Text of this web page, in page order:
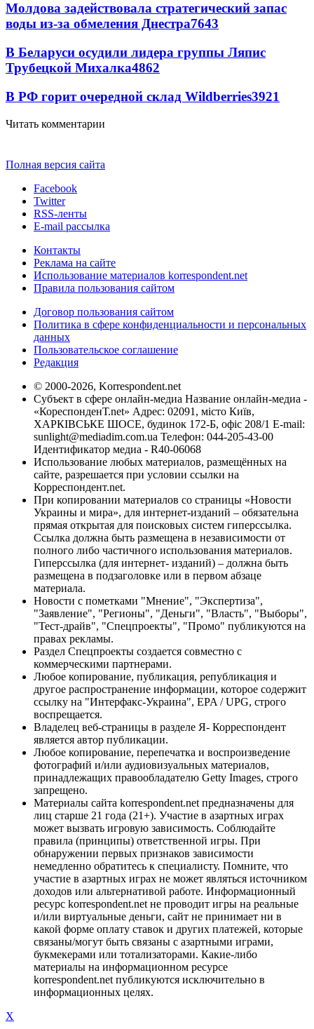
Молдова задействовала стратегический запас
воды из-за обмеления Днестра7643
В Беларуси осудили лидера группы Ляпис
Трубецкой Михалка4862
В РФ горит очередной склад Wildberries3921
Читать комментарии
Полная версия сайта
Facebook
Twitter
RSS-ленты
E-mail рассылка
Контакты
Реклама на сайте
Использование материалов korrespondent.net
Правила пользования сайтом
Договор пользования сайтом
Политика в сфере конфиденциальности и персональных
данных
Пользовательское соглашение
Редакция
© 2000-2026, Korrespondent.net
Субъект в сфере онлайн-медиа Название онлайн-медиа -
«КореспонденТ.net» Адрес: 02091, місто Київ,
ХАРКІВСЬКЕ ШОСЕ, будинок 172-Б, офіс 208/1 E-mail:
sunlight@mediadim.com.ua Телефон: 044-205-43-00
Идентификатор медиа - R40-06068
Использование любых материалов, размещённых на
сайте, разрешается при условии ссылки на
Корреспондент.net.
При копировании материалов со страницы «Новости
Украины и мира», для интернет-изданий – обязательна
прямая открытая для поисковых систем гиперссылка.
Ссылка должна быть размещена в независимости от
полного либо частичного использования материалов.
Гиперссылка (для интернет- изданий) – должна быть
размещена в подзаголовке или в первом абзаце
материала.
Новости с пометками "Мнение", "Экспертиза",
"Заявление", "Регионы", "Деньги", "Власть", "Выборы",
"Тест-драйв", "Спецпроекты", "Промо" публикуются на
правах рекламы.
Раздел Спецпроекты создается совместно с
коммерческими партнерами.
Любое копирование, публикация, републикация и
другое распространение информации, которое содержит
ссылку на "Интерфакс-Украина", EPA / UPG, строго
воспрещается.
Владелец веб-страницы в разделе Я- Корреспондент
является автор публикации.
Любое копирование, перепечатка и воспроизведение
фотографий и/или аудиовизуальных материалов,
принадлежащих правообладателю Getty Images, строго
запрещено.
Материалы сайта korrespondent.net предназначены для
лиц старше 21 года (21+). Участие в азартных играх
может вызвать игровую зависимость. Соблюдайте
правила (принципы) ответственной игры. При
обнаружении первых признаков зависимости
немедленно обратитесь к специалисту. Помните, что
участие в азартных играх не может являться источником
доходов или альтернативой работе. Информационный
ресурс korrespondent.net не проводит игры на реальные
и/или виртуальные деньги, сайт не принимает ни в
какой форме оплату ставок и других платежей, которые
связаны/могут быть связаны с азартными играми,
букмекерами или тотализаторами. Какие-либо
материалы на информационном ресурсе
korrespondent.net публикуются исключительно в
информационных целях.
X